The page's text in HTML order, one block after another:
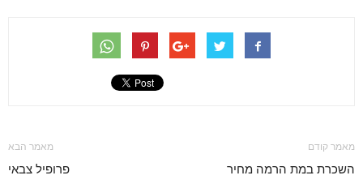
מאמר קודם
השכרת במת הרמה מחיר
מאמר הבא
פרופיל צבאי